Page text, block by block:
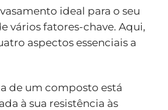
ideal para o seu
vários fatores-chave. Aqui,
aspectos essenciais a
de um composto está
à sua resistência às